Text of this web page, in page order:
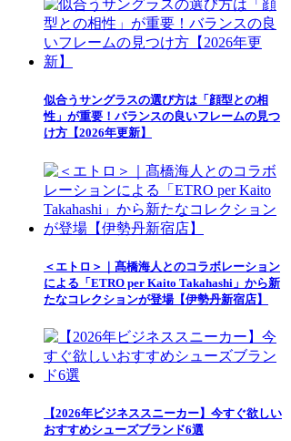
似合うサングラスの選び方は「顔型との相
性」が重要！バランスの良いフレームの見つ
け方【2026年更新】
＜エトロ＞｜髙橋海人とのコラボレーション
による「ETRO per Kaito Takahashi」から新
たなコレクションが登場【伊勢丹新宿店】
【2026年ビジネススニーカー】今すぐ欲しい
おすすめシューズブランド6選